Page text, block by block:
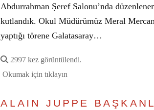
Abdurrahman Şeref Salonu’nda
kutlandık. Okul Müdürümüz Meral
yaptığı törene Galatasaray…
2997 kez görüntülendi.
Okumak için tıklayın
ALAIN JUPPE